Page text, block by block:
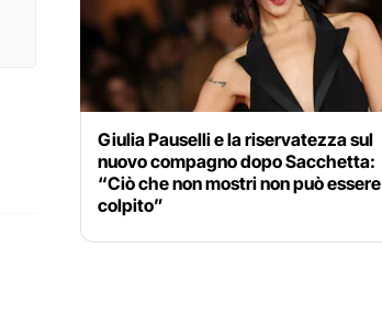
Giulia Pauselli e la riservatezza sul
nuovo compagno dopo Sacchetta:
“Ciò che non mostri non può essere
colpito”